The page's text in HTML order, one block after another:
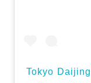
Tokyo